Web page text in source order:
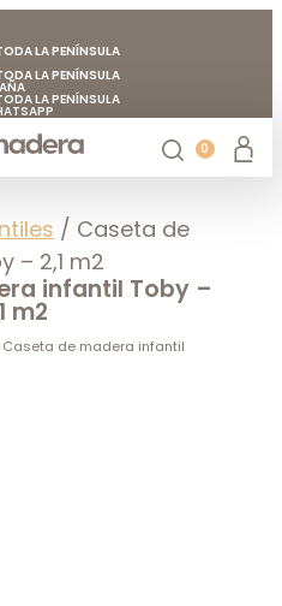
LA PENÍNSULA
LA PENÍNSULA
LA PENÍNSULA
DE CALIDAD
LA PENÍNSULA
0
/ Caseta de
– 2,1 m2
infantil Toby –
m2
Caseta de madera infantil